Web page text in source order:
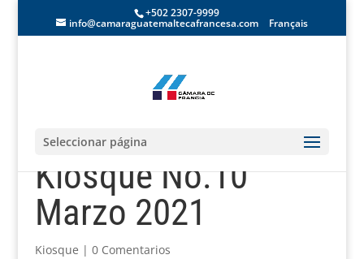
+502 2307-9999
info@camaraguatemaltecafrancesa.com Français
Seleccionar página
Kiosque No.10
Marzo 2021
Kiosque | 0 Comentarios